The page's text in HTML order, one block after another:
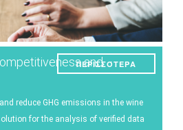
and
reduce GHG emissions in the wine
for the analysis of verified data
ΠΕΡΙΣΣΌΤΕΡΑ